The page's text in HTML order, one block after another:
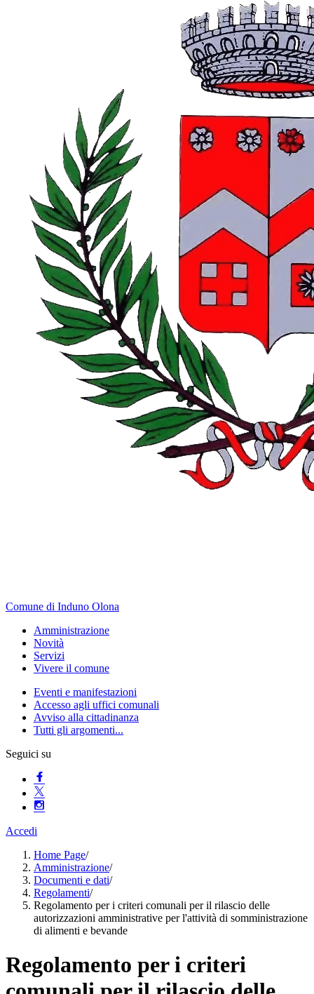
Comune di Induno Olona
Amministrazione
Novità
Servizi
Vivere il comune
Eventi e manifestazioni
Accesso agli uffici comunali
Avviso alla cittadinanza
Tutti gli argomenti...
Seguici su
Accedi
Home Page/
Amministrazione/
Documenti e dati/
Regolamenti/
Regolamento per i criteri comunali per il rilascio delle
autorizzazioni amministrative per l'attività di somministrazione
di alimenti e bevande
Regolamento per i criteri